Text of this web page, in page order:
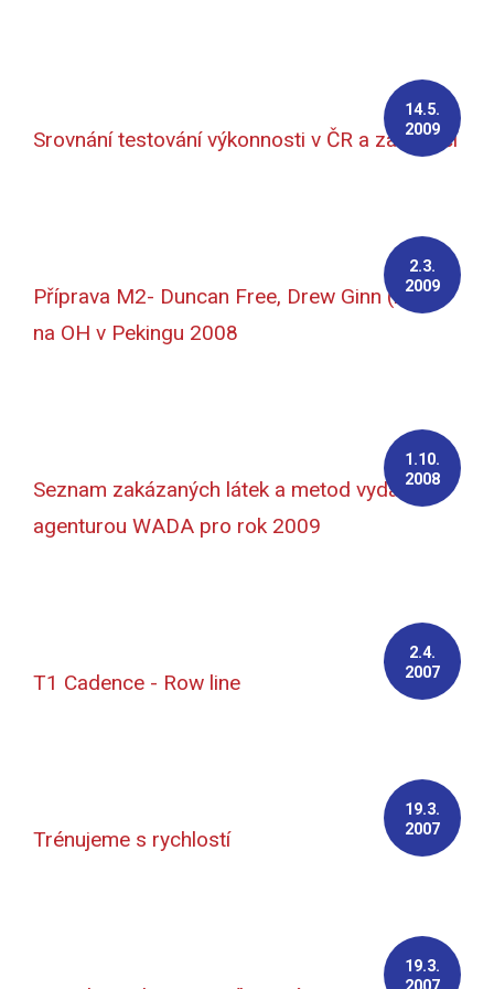
14.5.
2009
Srovnání testování výkonnosti v ČR a zahraničí
2.3.
2009
Příprava M2- Duncan Free, Drew Ginn (AUS)
na OH v Pekingu 2008
1.10.
2008
Seznam zakázaných látek a metod vydaný
agenturou WADA pro rok 2009
2.4.
2007
T1 Cadence - Row line
19.3.
2007
Trénujeme s rychlostí
19.3.